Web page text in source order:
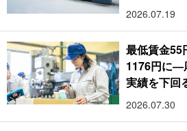
2026.07.19
最低賃金55
1176円に―
実績を下回
2026.07.30